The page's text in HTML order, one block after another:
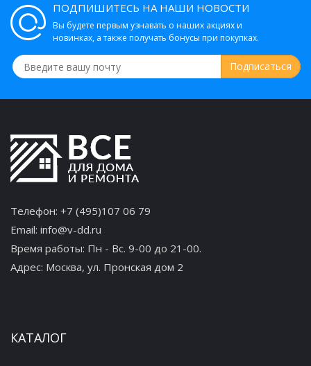
ПОДПИШИТЕСЬ НА НАШИ НОВОСТИ
Вы будете первым узнавать о наших акциях и
новинках, а также получать бонусы при покупках.
Телефон: +7 (495)107 06 79
Email: info@v-dd.ru
Время работы: Пн - Вс. 9-00 до 21-00.
Адрес: Москва, ул. Пронская дом 2
КАТАЛОГ